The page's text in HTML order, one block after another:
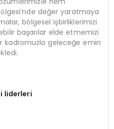
değer yaratmaya
bölgesel işbirliklerimizi
başarılar elde etmemizi
kadromuzla geleceğe emin
liderleri